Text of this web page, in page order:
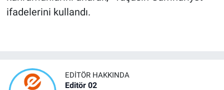
ifadelerini kullandı.
EDITÖR HAKKINDA
Editör 02